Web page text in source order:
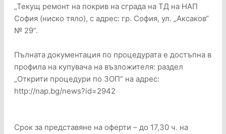
„Текущ ремонт на покрив на сграда на ТД на НАП
София (ниско тяло), с адрес: гр. София, ул. „Аксаков“
№ 29”.
Пълната документация по процедурата е достъпна в
профила на купувача на възложителя: раздел
„Открити процедури по ЗОП” на адрес:
http://nap.bg/news?id=2942
Срок за представяне на оферти – до 17,30 ч. на